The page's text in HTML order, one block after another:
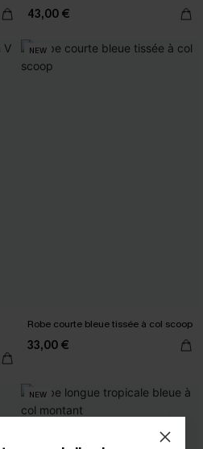
43,00 €
NEW
Robe courte bleue tissée à col scoop
33,00 €
NEW